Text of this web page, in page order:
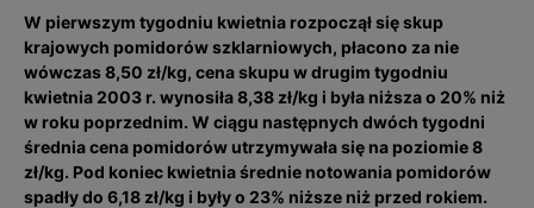
W pierwszym tygodniu kwietnia rozpoczął się skup
krajowych pomidorów szklarniowych, płacono za nie
wówczas 8,50 zł/kg, cena skupu w drugim tygodniu
kwietnia 2003 r. wynosiła 8,38 zł/kg i była niższa o 20% niż
w roku poprzednim. W ciągu następnych dwóch tygodni
średnia cena pomidorów utrzymywała się na poziomie 8
zł/kg. Pod koniec kwietnia średnie notowania pomidorów
spadły do 6,18 zł/kg i były o 23% niższe niż przed rokiem.